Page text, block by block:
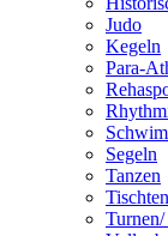
Judo
Kegeln
Para-
Segeln
Tanzen